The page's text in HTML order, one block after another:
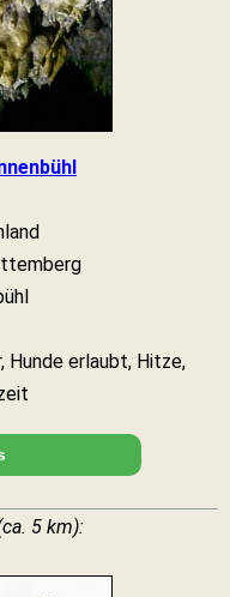
erlaubt, Hitze,
5 km):